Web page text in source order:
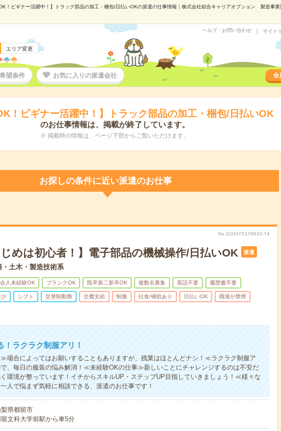
！ビギナー活躍中！】トラック部品の加工・梱包/日払いOKの派遣の仕事情報｜株式会社綜合キャリアオプション 製造事業
エリア変更
ヘルプ・お問い合わせ サイト
望条件 お気に入りの派遣会社 会
！ビギナー活躍中！】トラック部品の加工・梱包/日払いOK
のお仕事情報は、掲載が終了しています。
※ 掲載時の情報は、ページ下部からご覧いただけます。
お探しの条件に近い派遣のお仕事
No.SGSIY5176633-T4
じめは初心者！】電子部品の機械操作/日払いOK 派遣
・土木・製造技術系
人未経験OK ブランクOK 既卒第二新卒OK 複数名募集 英語不要 履歴書不要
少 シフト 交替制勤務 交費支給 制服 社食/補助あり 日払いOK 職場が禁煙
！ラクラク制服アリ！
場合によってはお願いすることもありますが、残業はほとんどナシ！≪ラクラク制服ア
、毎日の服装の悩み解消！≪未経験OKの仕事≫新しいことにチャレンジするのは不安だ
環境が整っています！イチからスキルUP・ステップUP目指していきましょう！≪様々な
人で悩まず気軽に相談できる、派遣のお仕事です！
梨県都留市
文科大学前駅から車5分